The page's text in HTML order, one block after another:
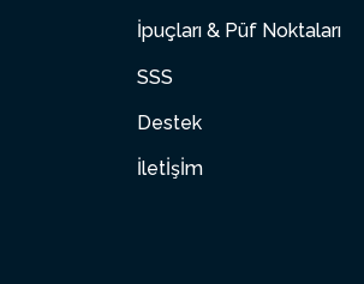
İpuçları & Püf Noktaları
SSS
Destek
İletİşİm